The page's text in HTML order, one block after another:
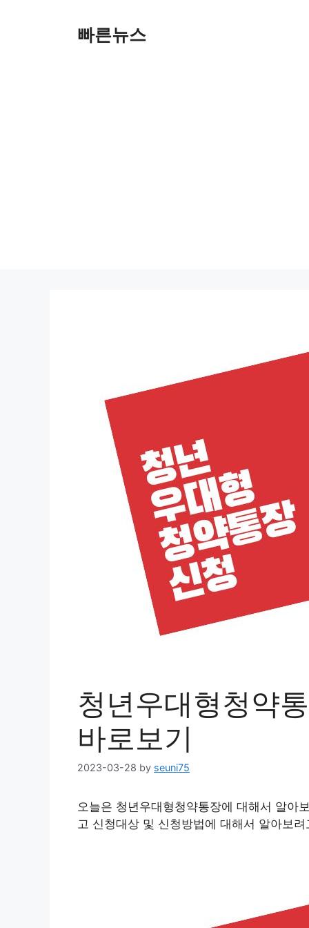
빠른뉴스
청년우대형청약
바로보기
2023-03-28 by seuni75
오늘은 청년우대형청약통장에 대해서 알아
고 신청대상 및 신청방법에 대해서 알아보